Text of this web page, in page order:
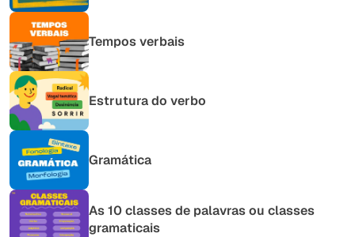
Tempos verbais
Estrutura do verbo
Gramática
As 10 classes de palavras ou classes
gramaticais